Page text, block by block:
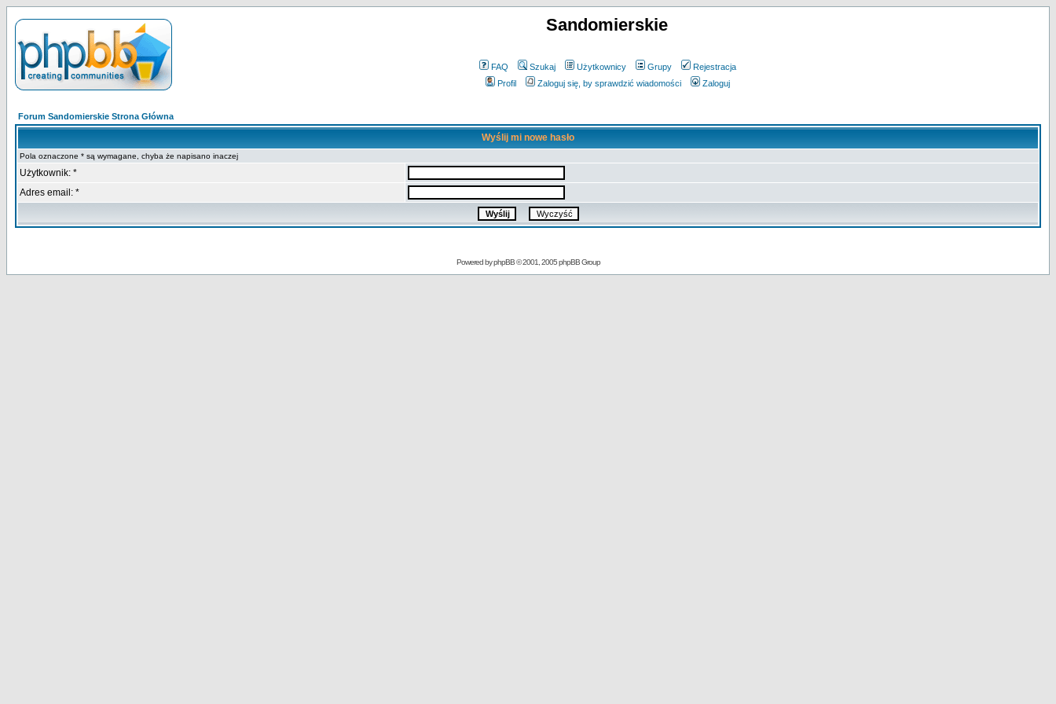
Sandomierskie
FAQ Szukaj Użytkownicy Grupy
Rejestracja
Profil
Zaloguj się, by sprawdzić wiadomości Zaloguj
Forum Sandomierskie Strona Główna
Wyślij mi nowe hasło
Pola oznaczone * są wymagane, chyba że napisano inaczej
Użytkownik: *
Adres email: *
Powered byphpBB© 2001, 2005 phpBB Group